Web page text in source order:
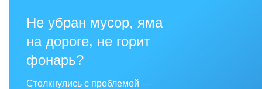
Не убран мусор, яма
на дороге, не горит
фонарь?
Столкнулись с проблемой —